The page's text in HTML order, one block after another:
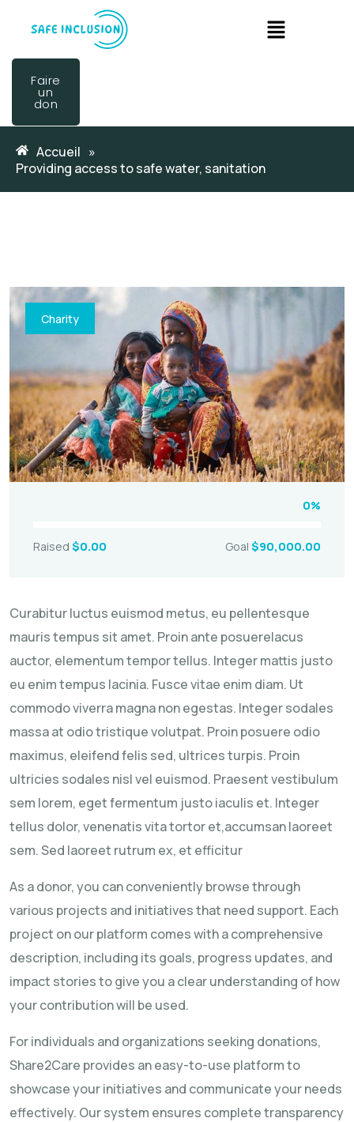
Faire
un
don
Accueil »
Providing access to safe water, sanitation
Charity
0%
Raised $0.00 Goal $90,000.00
Curabitur luctus euismod metus, eu pellentesque
mauris tempus sit amet. Proin ante posuerelacus
auctor, elementum tempor tellus. Integer mattis justo
eu enim tempus lacinia. Fusce vitae enim diam. Ut
commodo viverra magna non egestas. Integer sodales
massa at odio tristique volutpat. Proin posuere odio
maximus, eleifend felis sed, ultrices turpis. Proin
ultricies sodales nisl vel euismod. Praesent vestibulum
sem lorem, eget fermentum justo iaculis et. Integer
tellus dolor, venenatis vita tortor et,accumsan laoreet
sem. Sed laoreet rutrum ex, et efficitur
As a donor, you can conveniently browse through
various projects and initiatives that need support. Each
project on our platform comes with a comprehensive
description, including its goals, progress updates, and
impact stories to give you a clear understanding of how
your contribution will be used.
For individuals and organizations seeking donations,
Share2Care provides an easy-to-use platform to
showcase your initiatives and communicate your needs
effectively. Our system ensures complete transparency